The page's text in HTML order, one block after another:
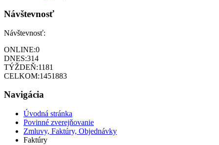
Návštevnosť
Návštevnosť:
ONLINE:0
DNES:314
TÝŽDEŇ:1181
CELKOM:1451883
Navigácia
Úvodná stránka
Povinné zverejňovanie
Zmluvy, Faktúry, Objednávky
Faktúry